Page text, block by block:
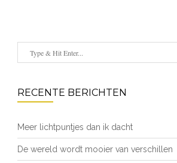
RECENTE BERICHTEN
Meer lichtpuntjes dan ik dacht
De wereld wordt mooier van verschillen